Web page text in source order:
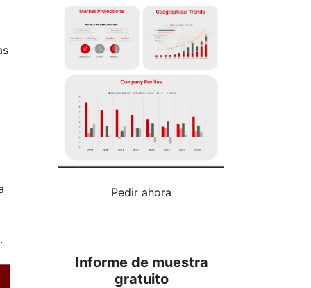
Pedir ahora
Informe de muestra
gratuito